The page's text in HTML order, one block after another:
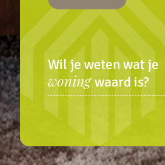
Wil je weten wat je
woningwaard is?